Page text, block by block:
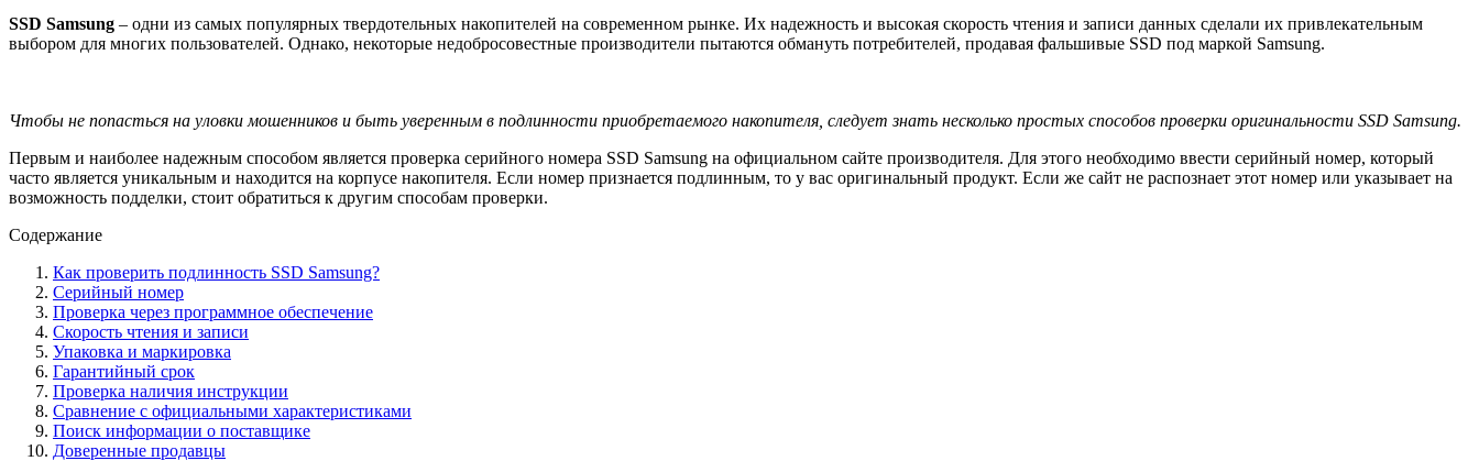
SSD Samsung – одни из самых популярных твердотельных накопителей на современном рынке. Их надежность и высокая скорость чтения и записи данных сделали их привлекательным
выбором для многих пользователей. Однако, некоторые недобросовестные производители пытаются обмануть потребителей, продавая фальшивые SSD под маркой Samsung.
Чтобы не попасться на уловки мошенников и быть уверенным в подлинности приобретаемого накопителя, следует знать несколько простых способов проверки оригинальности SSD Samsung.
Первым и наиболее надежным способом является проверка серийного номера SSD Samsung на официальном сайте производителя. Для этого необходимо ввести серийный номер, который
часто является уникальным и находится на корпусе накопителя. Если номер признается подлинным, то у вас оригинальный продукт. Если же сайт не распознает этот номер или указывает на
возможность подделки, стоит обратиться к другим способам проверки.
Содержание
Как проверить подлинность SSD Samsung?
Серийный номер
Проверка через программное обеспечение
Скорость чтения и записи
Упаковка и маркировка
Гарантийный срок
Проверка наличия инструкции
Сравнение с официальными характеристиками
Поиск информации о поставщике
Доверенные продавцы